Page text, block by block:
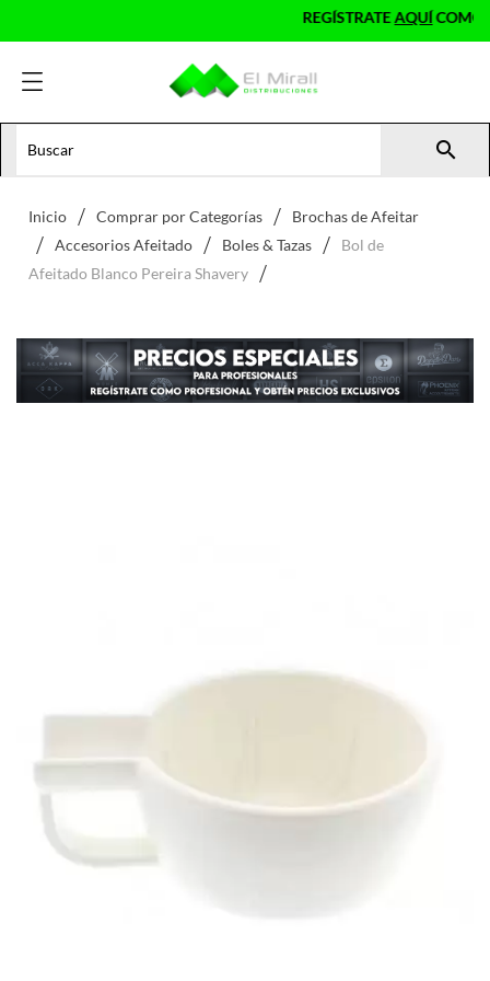
REGÍSTRATEAQUÍCOMO

Inicio Comprar por Categorías
Brochas de Afeitar
Accesorios Afeitado
Boles & Tazas
Bol de
Afeitado Blanco Pereira Shavery